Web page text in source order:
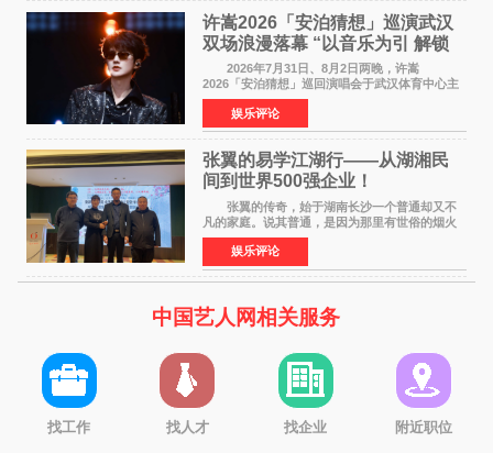
许嵩2026「安泊猜想」巡演武汉
双场浪漫落幕 “以音乐为引 解锁
江城记忆”
2026年7月31日、8月2日两晚，许嵩
2026「安泊猜想」巡回演唱会于武汉体育中心主
体育场盛大开唱。许嵩与数万歌迷在此相聚，从
浪漫惬意的舞台设计到充满诚意与惊喜的现场互
动，共同开启了一场关于
娱乐评论
张翼的易学江湖行——从湖湘民
间到世界500强企业！
张翼的传奇，始于湖南长沙一个普通却又不
凡的家庭。说其普通，是因为那里有世俗的烟火
气；说其不凡，是因为家中有一位洞悉天地玄机
的长者——他的爷爷。作为当地的风水师，爷爷
是张翼走进易学
娱乐评论
中国艺人网相关服务
找工作 找人才 找企业 附近职位